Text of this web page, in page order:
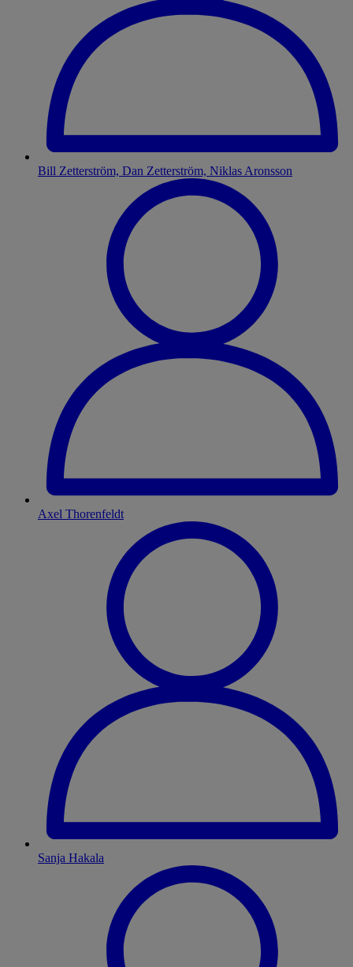
Bill Zetterström, Dan Zetterström, Niklas Aronsson
Axel Thorenfeldt
Sanja Hakala